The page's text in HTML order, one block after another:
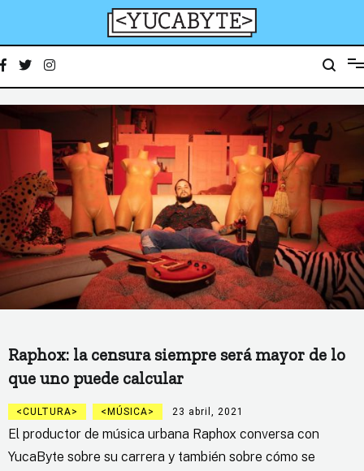
YucaByte
Raphox: la censura siempre será mayor de lo
que uno puede calcular
CULTURA MÚSICA 23 abril, 2021
El productor de música urbana Raphox conversa con
YucaByte sobre su carrera y también sobre cómo se